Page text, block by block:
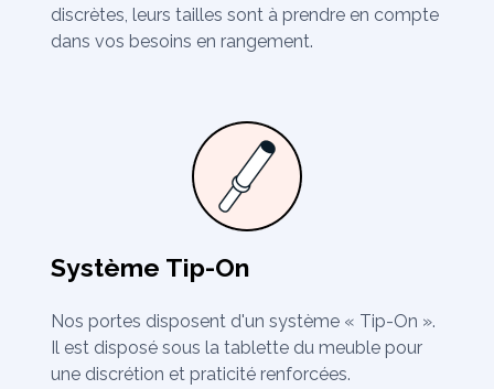
discrètes, leurs tailles sont à prendre en compte
dans vos besoins en rangement.
Système Tip-On
Nos portes disposent d'un système « Tip-On ».
Il est disposé sous la tablette du meuble pour
une discrétion et praticité renforcées.